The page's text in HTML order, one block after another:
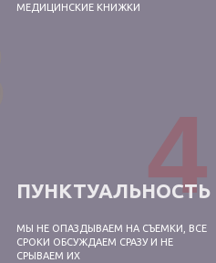
4
МЕДИЦИНСКИЕ КНИЖКИ
МЫ НЕ ОПАЗДЫВАЕМ НА СЪЕМКИ, ВСЕ
СРОКИ ОБСУЖДАЕМ СРАЗУ И НЕ
СРЫВАЕМ ИХ
ПУНКТУАЛЬНОСТЬ